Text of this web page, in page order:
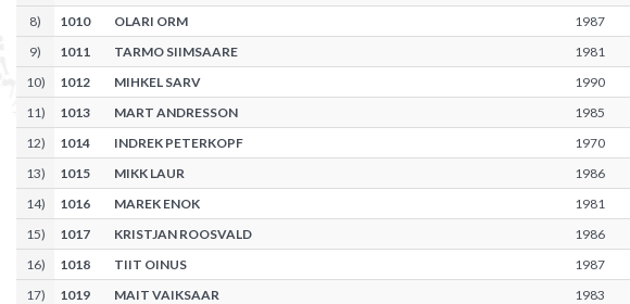
8) 1010 OLARI ORM 1987
9) 1011 TARMO SIIMSAARE 1981
10) 1012 MIHKEL SARV 1990
11) 1013 MART ANDRESSON 1985
12) 1014 INDREK PETERKOPF 1970
13) 1015 MIKK LAUR 1986
14) 1016 MAREK ENOK 1981
15) 1017 KRISTJAN ROOSVALD 1986
16) 1018 TIIT OINUS 1987
17) 1019 MAIT VAIKSAAR 1983